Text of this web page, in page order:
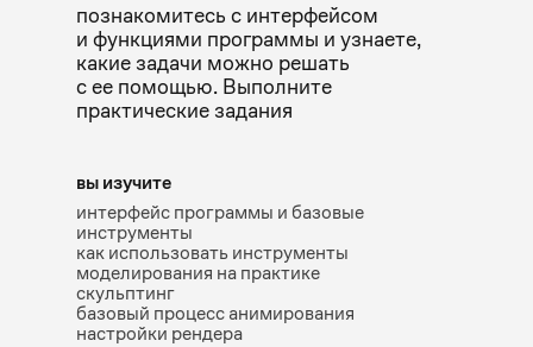
вы изучите
интерфейс программы и базовые
инструменты
как использовать инструменты
моделирования на практике
скульптинг
базовый процесс анимирования
настройки рендера
познакомитесь с интерфейсом
и функциями программы и узнаете,
какие задачи можно решать
с ее помощью. Выполните
практические задания